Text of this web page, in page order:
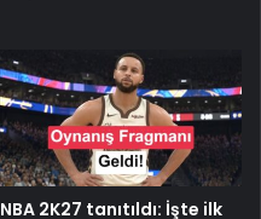
NBA 2K27 tanıtıldı: İşte ilk